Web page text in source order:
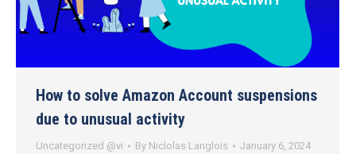
How to solve Amazon Account suspensions
due to unusual activity
Uncategorized @vi By Niclolas Langlois January 6, 2024